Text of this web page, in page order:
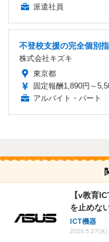
派遣社員
不登校支援の完全個別
株式会社キズキ
東京都
固定報酬1,890円～
アルバイト・パート
【v教育
を止めな
ICT機器
2020.5.27(水)